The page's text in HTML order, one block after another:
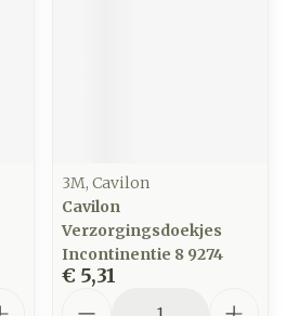
3M, Cavilon
Cavilon
Verzorgingsdoekjes
Incontinentie 8 9274
€ 5,31